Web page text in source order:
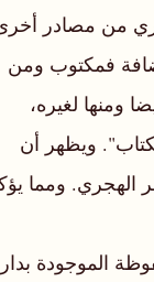
من مصادر
فمكتوب ومن
ومنها لغيره،
ويظهر أن
ومما
الموجودة بدار